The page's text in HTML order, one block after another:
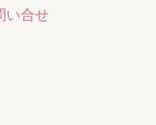
い合せ